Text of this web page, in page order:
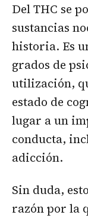
Del THC se
sustancias
historia. Es
grados de
utilización,
estado de
lugar a un
conducta,
adicción.
Sin duda,
razón por la